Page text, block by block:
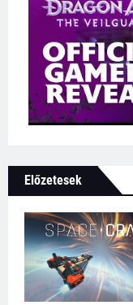
Előzetesek